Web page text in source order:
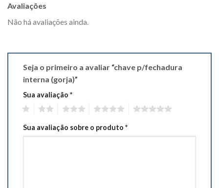
Avaliações
Não há avaliações ainda.
Seja o primeiro a avaliar “chave p/fechadura
interna (gorja)”
Sua avaliação *
Sua avaliação sobre o produto *